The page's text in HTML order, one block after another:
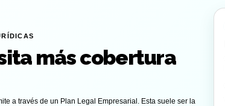
más cobertura
a través de un Plan Legal Empresarial. Esta suele ser la